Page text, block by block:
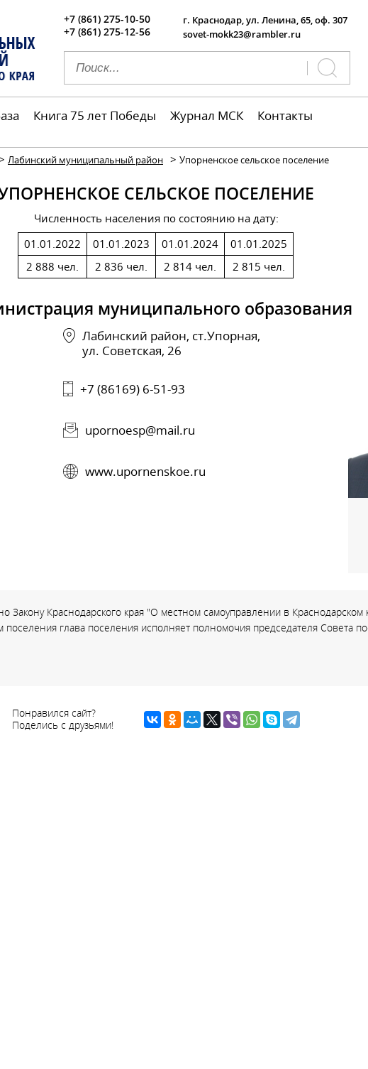
+7 (861) 275-10-50
+7 (861) 275-12-56
г. Краснодар, ул. Ленина, 65, оф. 307
sovet-mokk23@rambler.ru
Книга 75 лет Победы Журнал МСК Контакты
Лабинский муниципальный район > Упорненское сельское поселение
СЕЛЬСКОЕ ПОСЕЛЕНИЕ
Численность населения по состоянию на дату:
01.01.2022
2 888 чел.
01.01.2023
2 836 чел.
01.01.2024
2 814 чел.
01.01.2025
2 815 чел.
муниципального образования
Лабинский район, ст.Упорная,
ул. Советская, 26
+7 (86169) 6-51-93
upornoesp@mail.ru
www.upornenskoe.ru
Закону Краснодарского края "О местном самоуправлении в Краснодарском
поселения глава поселения исполняет полномочия председателя Совета
Понравился сайт?
Поделись с друзьями!